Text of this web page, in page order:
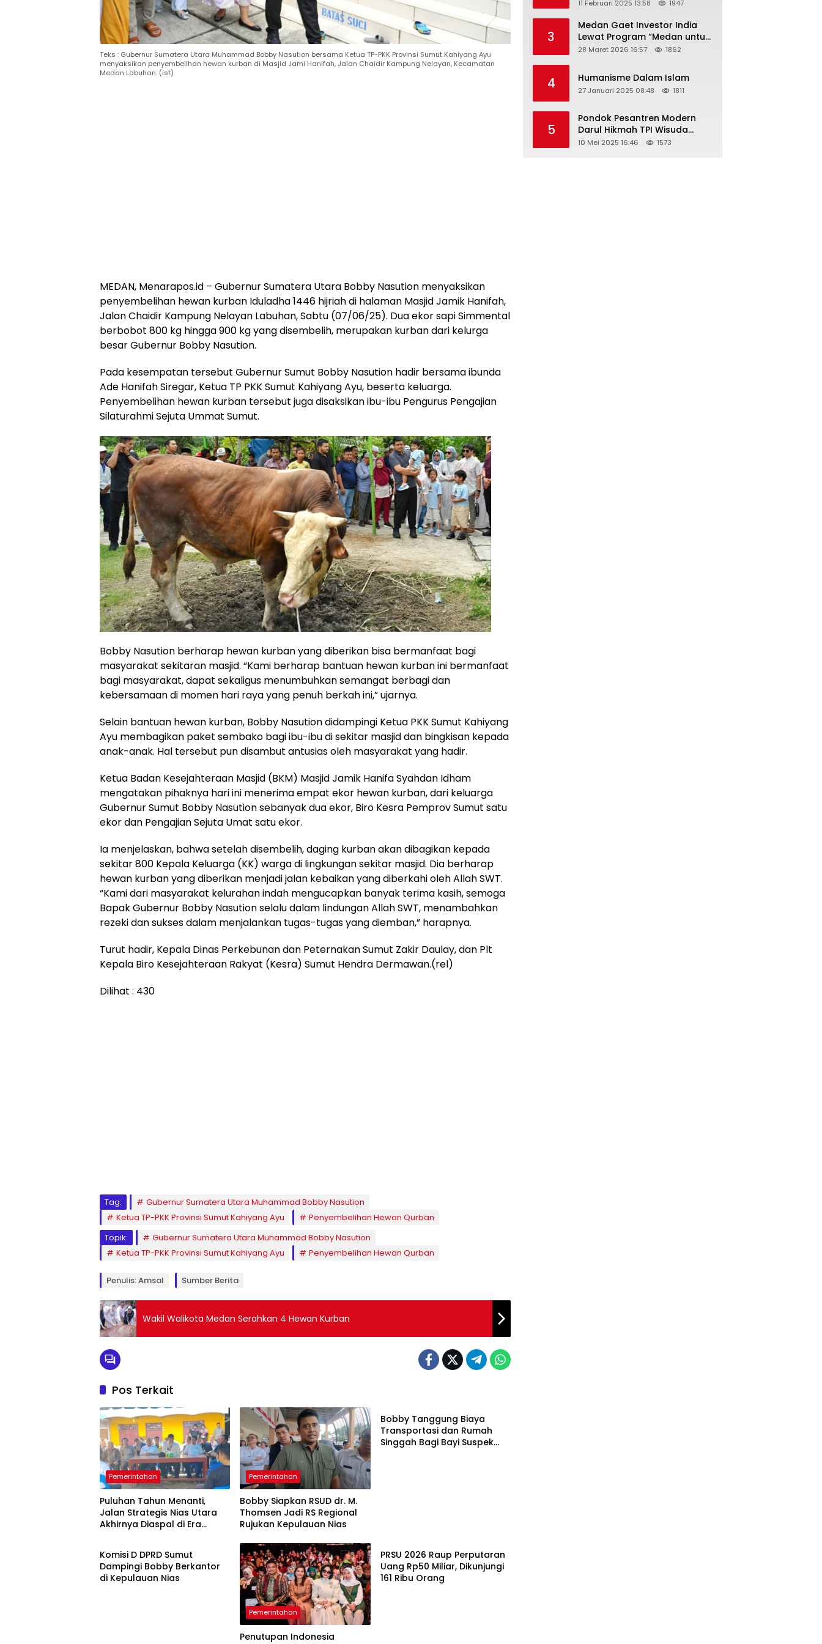
Teks : Gubernur Sumatera Utara Muhammad Bobby Nasution bersama Ketua TP-PKK Provinsi Sumut Kahiyang Ayu
menyaksikan penyembelihan hewan kurban di Masjid Jami Hanifah, Jalan Chaidir Kampung Nelayan, Kecamatan
Medan Labuhan. (ist)
MEDAN, Menarapos.id – Gubernur Sumatera Utara Bobby Nasution menyaksikan
penyembelihan hewan kurban Iduladha 1446 hijriah di halaman Masjid Jamik Hanifah,
Jalan Chaidir Kampung Nelayan Labuhan, Sabtu (07/06/25). Dua ekor sapi Simmental
berbobot 800 kg hingga 900 kg yang disembelih, merupakan kurban dari kelurga
besar Gubernur Bobby Nasution.
Pada kesempatan tersebut Gubernur Sumut Bobby Nasution hadir bersama ibunda
Ade Hanifah Siregar, Ketua TP PKK Sumut Kahiyang Ayu, beserta keluarga.
Penyembelihan hewan kurban tersebut juga disaksikan ibu-ibu Pengurus Pengajian
Silaturahmi Sejuta Ummat Sumut.
Bobby Nasution berharap hewan kurban yang diberikan bisa bermanfaat bagi
masyarakat sekitaran masjid. “Kami berharap bantuan hewan kurban ini bermanfaat
bagi masyarakat, dapat sekaligus menumbuhkan semangat berbagi dan
kebersamaan di momen hari raya yang penuh berkah ini,” ujarnya.
Selain bantuan hewan kurban, Bobby Nasution didampingi Ketua PKK Sumut Kahiyang
Ayu membagikan paket sembako bagi ibu-ibu di sekitar masjid dan bingkisan kepada
anak-anak. Hal tersebut pun disambut antusias oleh masyarakat yang hadir.
Ketua Badan Kesejahteraan Masjid (BKM) Masjid Jamik Hanifa Syahdan Idham
mengatakan pihaknya hari ini menerima empat ekor hewan kurban, dari keluarga
Gubernur Sumut Bobby Nasution sebanyak dua ekor, Biro Kesra Pemprov Sumut satu
ekor dan Pengajian Sejuta Umat satu ekor.
Ia menjelaskan, bahwa setelah disembelih, daging kurban akan dibagikan kepada
sekitar 800 Kepala Keluarga (KK) warga di lingkungan sekitar masjid. Dia berharap
hewan kurban yang diberikan menjadi jalan kebaikan yang diberkahi oleh Allah SWT.
“Kami dari masyarakat kelurahan indah mengucapkan banyak terima kasih, semoga
Bapak Gubernur Bobby Nasution selalu dalam lindungan Allah SWT, menambahkan
rezeki dan sukses dalam menjalankan tugas-tugas yang diemban,” harapnya.
Turut hadir, Kepala Dinas Perkebunan dan Peternakan Sumut Zakir Daulay, dan Plt
Kepala Biro Kesejahteraan Rakyat (Kesra) Sumut Hendra Dermawan.(rel)
Dilihat : 430
Tag:
Gubernur Sumatera Utara Muhammad Bobby Nasution
Ketua TP-PKK Provinsi Sumut Kahiyang Ayu
Penyembelihan Hewan Qurban
Topik:
Gubernur Sumatera Utara Muhammad Bobby Nasution
Ketua TP-PKK Provinsi Sumut Kahiyang Ayu
Penyembelihan Hewan Qurban
Penulis: Amsal Sumber Berita
Wakil Walikota Medan Serahkan 4 Hewan Kurban
Pos Terkait
Pemerintahan
Puluhan Tahun Menanti,
Jalan Strategis Nias Utara
Akhirnya Diaspal di Era
Pemerintahan
Bobby Siapkan RSUD dr. M.
Thomsen Jadi RS Regional
Rujukan Kepulauan Nias
Bobby Tanggung Biaya
Transportasi dan Rumah
Singgah Bagi Bayi Suspek
Pemerintahan
Komisi D DPRD Sumut
Dampingi Bobby Berkantor
di Kepulauan Nias
Pemerintahan
Penutupan Indonesia
PRSU 2026 Raup Perputaran
Uang Rp50 Miliar, Dikunjungi
161 Ribu Orang
11 Februari 2025 13:58 1947
3
Medan Gaet Investor India
Lewat Program “Medan untuk
Semua”
28 Maret 2026 16:57 1862
4 Humanisme Dalam Islam
27 Januari 2025 08:48 1811
5
Pondok Pesantren Modern
Darul Hikmah TPI Wisuda
Santri/Santriwati Angkatan
10 Mei 2025 16:46 1573